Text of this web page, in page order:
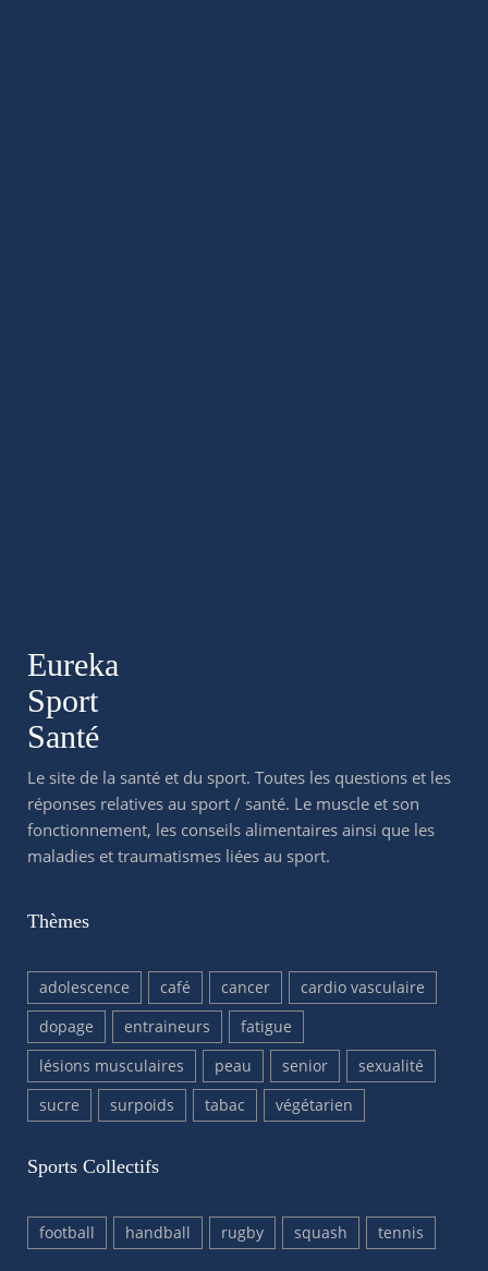
Eureka
Sport
Santé
Le site de la santé et du sport. Toutes les questions et les
réponses relatives au sport / santé. Le muscle et son
fonctionnement, les conseils alimentaires ainsi que les
maladies et traumatismes liées au sport.
Thèmes
adolescence café cancer
cardio vasculaire
dopage
entraineurs
fatigue
lésions musculaires
peau senior
sexualité
sucre
surpoids tabac végétarien
Sports Collectifs
football handball rugby squash tennis